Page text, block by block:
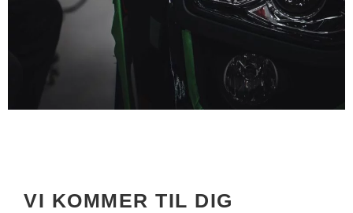
VI KOMMER TIL DIG